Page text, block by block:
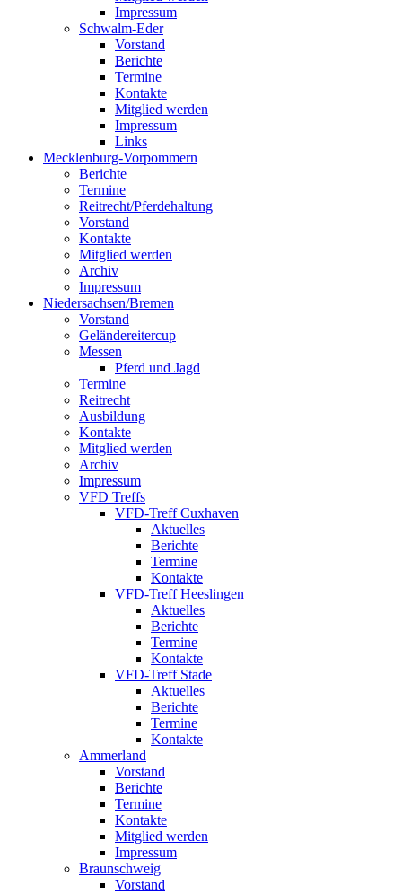
Impressum
Schwalm-Eder
Vorstand
Berichte
Termine
Kontakte
Mitglied werden
Impressum
Links
Mecklenburg-Vorpommern
Berichte
Termine
Reitrecht/Pferdehaltung
Vorstand
Kontakte
Mitglied werden
Archiv
Impressum
Niedersachsen/Bremen
Vorstand
Geländereitercup
Messen
Pferd und Jagd
Termine
Reitrecht
Ausbildung
Kontakte
Mitglied werden
Archiv
Impressum
VFD Treffs
VFD-Treff Cuxhaven
Aktuelles
Berichte
Termine
Kontakte
VFD-Treff Heeslingen
Aktuelles
Berichte
Termine
Kontakte
VFD-Treff Stade
Aktuelles
Berichte
Termine
Kontakte
Ammerland
Vorstand
Berichte
Termine
Kontakte
Mitglied werden
Impressum
Braunschweig
Vorstand